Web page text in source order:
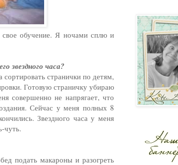
свое обучение. Я ночами сплю и
звездного часа?
странички по детям,
Готовую страничку убираю
совершенно не напрягает, что
Сейчас у меня полных 8
Звездного часа у меня
чуть.
подать макароны и разогреть